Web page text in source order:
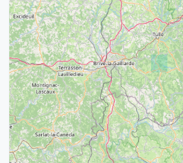
14
32
39
52 68
43